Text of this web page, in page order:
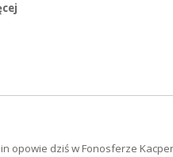
opowie dziś w Fonosferze